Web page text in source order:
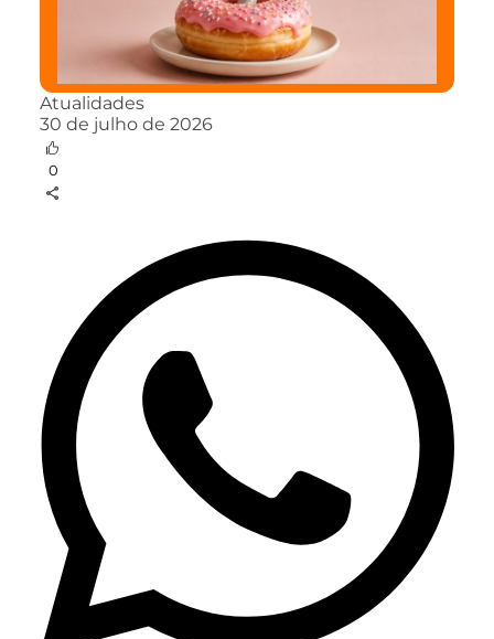
Atualidades
30 de julho de 2026
0